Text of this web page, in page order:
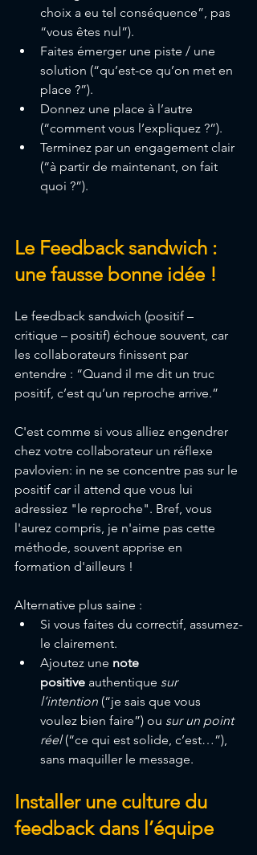
choix a eu tel conséquence”, pas
“vous êtes nul”).
Faites émerger une piste / une
solution (“qu’est-ce qu’on met en
place ?”).
Donnez une place à l’autre
(“comment vous l’expliquez ?”).
Terminez par un engagement clair
(“à partir de maintenant, on fait
quoi ?”).
Le Feedback sandwich :
une fausse bonne idée !
Le feedback sandwich (positif –
critique – positif) échoue souvent, car
les collaborateurs finissent par
entendre : “Quand il me dit un truc
positif, c’est qu’un reproche arrive.”
C'est comme si vous alliez engendrer
chez votre collaborateur un réflexe
pavlovien: in ne se concentre pas sur le
positif car il attend que vous lui
adressiez "le reproche". Bref, vous
l'aurez compris, je n'aime pas cette
méthode, souvent apprise en
formation d'ailleurs !
Alternative plus saine :
Si vous faites du correctif, assumez-
le clairement.
Ajoutez une note
positive authentique sur
l’intention (“je sais que vous
voulez bien faire”) ou sur un point
réel (“ce qui est solide, c’est…”),
sans maquiller le message.
Installer une culture du
feedback dans l’équipe